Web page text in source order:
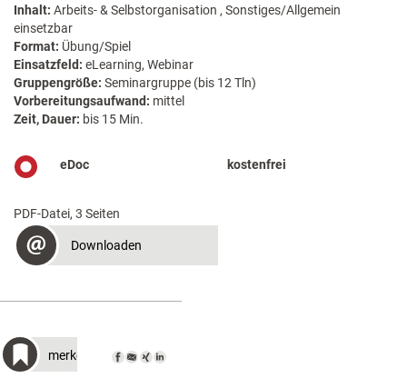
Inhalt: Arbeits- & Selbstorganisation , Sonstiges/Allgemein
einsetzbar
Format: Übung/Spiel
Einsatzfeld: eLearning, Webinar
Gruppengröße: Seminargruppe (bis 12 Tln)
Vorbereitungsaufwand: mittel
Zeit, Dauer: bis 15 Min.
eDoc kostenfrei
PDF-Datei, 3 Seiten
Downloaden
merken